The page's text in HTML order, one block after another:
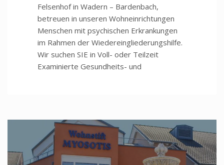
Felsenhof in Wadern – Bardenbach,
betreuen in unseren Wohneinrichtungen
Menschen mit psychischen Erkrankungen
im Rahmen der Wiedereingliederungshilfe.
Wir suchen SIE in Voll- oder Teilzeit
Examinierte Gesundheits- und